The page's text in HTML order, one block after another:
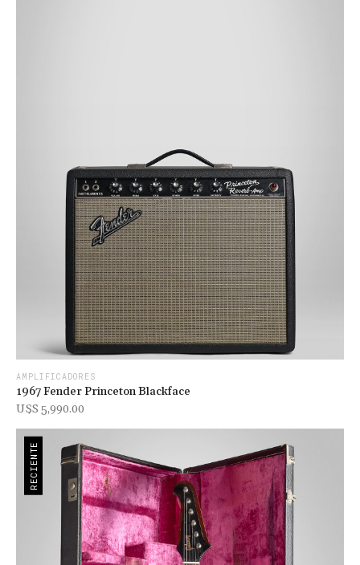
AMPLIFICADORES
1967 Fender Princeton Blackface
U$s 5,990.00
RECIENTE